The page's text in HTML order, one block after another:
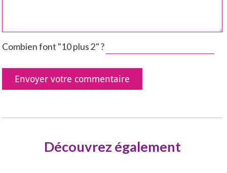
Combien font "10 plus 2" ?
Découvrez également